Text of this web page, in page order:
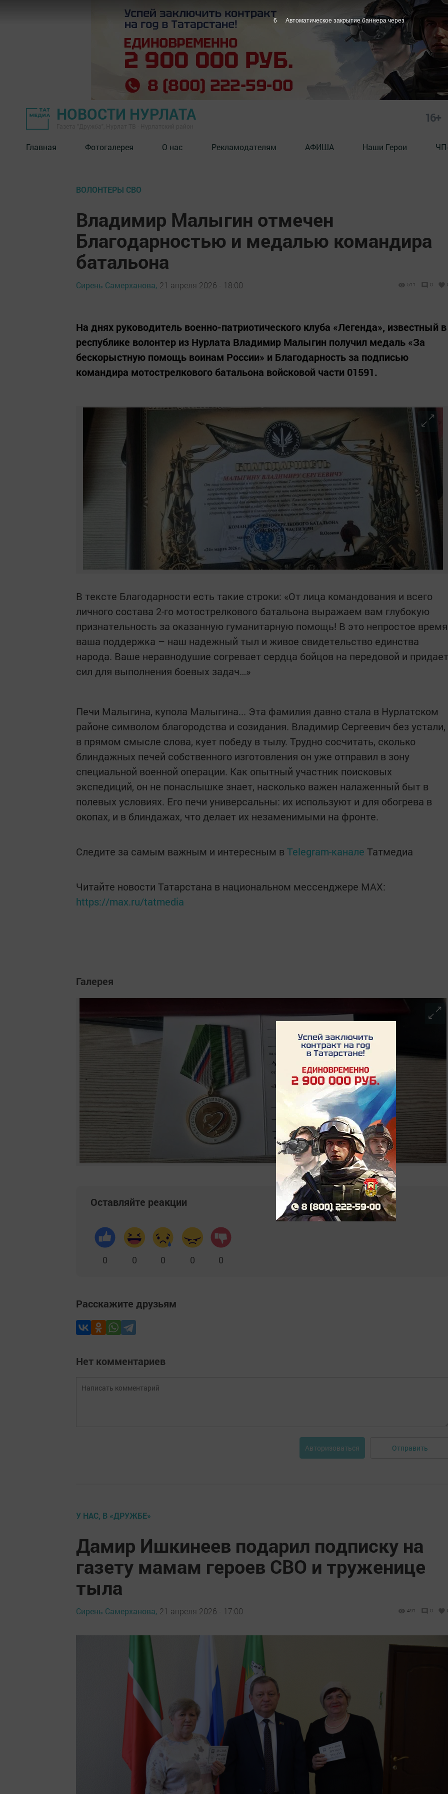
НОВОСТИ НУРЛАТА 16+
Главная Фотогалерея О нас Рекламодателям АФИША Наши Герои
ВОЛОНТЕРЫ СВО
Владимир Малыгин отмечен
Благодарностью и медалью командира
батальона
Сирень Самерханова, 21 апреля 2026 - 18:00 511 0
На днях руководитель военно-патриотического клуба «Легенда», известный в
республике волонтер из Нурлата Владимир Малыгин получил медаль «За
бескорыстную помощь воинам России» и Благодарность за подписью
командира мотострелкового батальона войсковой части 01591.
В тексте Благодарности есть такие строки: «От лица командования и всего
личного состава 2-го мотострелкового батальона выражаем вам глубокую
признательность за оказанную гуманитарную помощь! В это непростое время
ваша поддержка – наш надежный тыл и живое свидетельство единства
народа. Ваше неравнодушие согревает сердца бойцов на передовой и придает
сил для выполнения боевых задач…»
Печи Малыгина, купола Малыгина... Эта фамилия давно стала в Нурлатском
районе символом благородства и созидания. Владимир Сергеевич без устали,
в прямом смысле слова, кует победу в тылу. Трудно сосчитать, сколько
блиндажных печей собственного изготовления он уже отправил в зону
специальной военной операции. Как опытный участник поисковых
экспедиций, он не понаслышке знает, насколько важен налаженный быт в
полевых условиях. Его печи универсальны: их используют и для обогрева в
окопах, и в блиндажах, что делает их незаменимыми на фронте.
Следите за самым важным и интересным в Telegram-канале Татмедиа
Читайте новости Татарстана в национальном мессенджере MАХ:
https://max.ru/tatmedia
Галерея
Оставляйте реакции
0 0 0 0 0
Расскажите друзьям
Нет комментариев
Авторизоваться Отправить
У НАС, В «ДРУЖБЕ»
Дамир Ишкинеев подарил подписку на
газету мамам героев СВО и труженице
тыла
Сирень Самерханова, 21 апреля 2026 - 17:00 491 0
4 Автоматическое закрытие баннера через